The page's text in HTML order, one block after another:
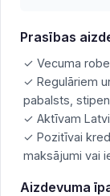
Prasības
✓ Vecuma
✓ Regulāriem
pabalsts,
✓ Aktīvam
✓ Pozitīvai
maksājumi vai
Aizdevuma